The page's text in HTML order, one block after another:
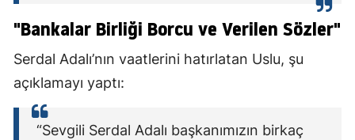
"Bankalar Birliği Borcu ve Verilen Sözler"
Serdal Adalı’nın vaatlerini hatırlatan Uslu, şu
açıklamayı yaptı:
“Sevgili Serdal Adalı başkanımızın birkaç